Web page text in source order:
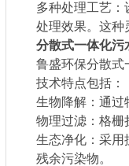
多种处理工艺‌
处理效果‌。这种
分散式一体化污
鲁盛环保分散式
技术特点包括：
生物降解‌：通过
物理过滤‌：格栅
生态净化‌：采用
残余污染物‌。